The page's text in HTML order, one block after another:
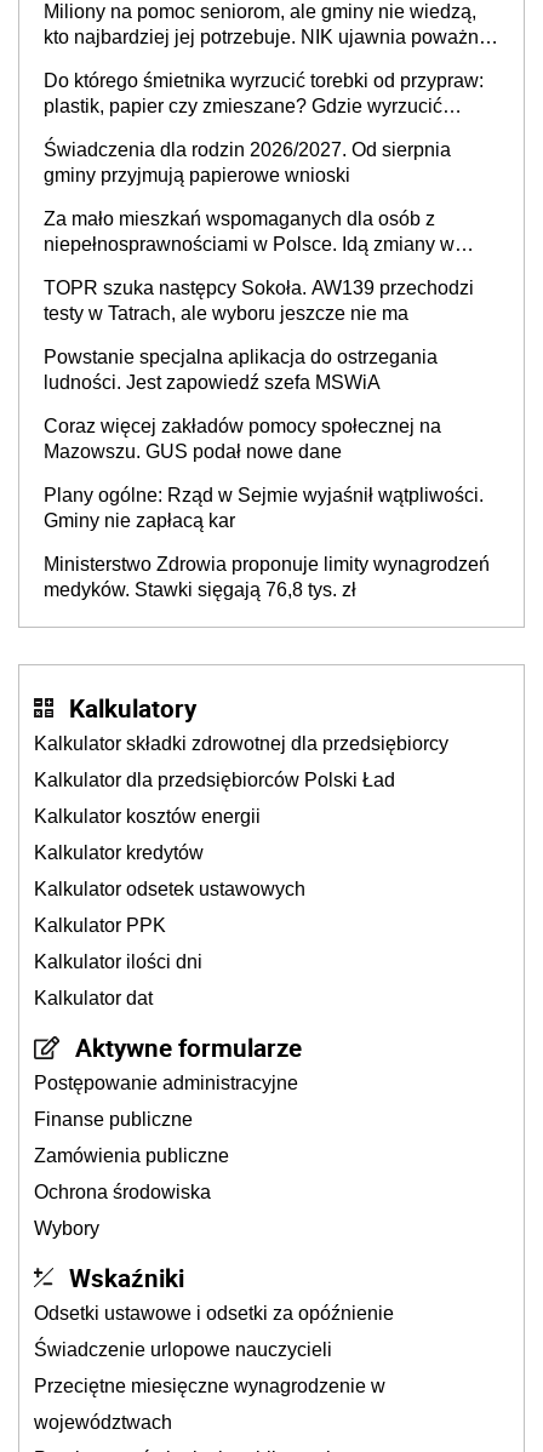
stołecznych
Miliony na pomoc seniorom, ale gminy nie wiedzą,
kto najbardziej jej potrzebuje. NIK ujawnia poważną
Do którego śmietnika wyrzucić torebki od przypraw:
plastik, papier czy zmieszane? Gdzie wyrzucić
Świadczenia dla rodzin 2026/2027. Od sierpnia
gminy przyjmują papierowe wnioski
Za mało mieszkań wspomaganych dla osób z
niepełnosprawnościami w Polsce. Idą zmiany w
TOPR szuka następcy Sokoła. AW139 przechodzi
testy w Tatrach, ale wyboru jeszcze nie ma
Powstanie specjalna aplikacja do ostrzegania
ludności. Jest zapowiedź szefa MSWiA
Coraz więcej zakładów pomocy społecznej na
Mazowszu. GUS podał nowe dane
Plany ogólne: Rząd w Sejmie wyjaśnił wątpliwości.
Gminy nie zapłacą kar
Ministerstwo Zdrowia proponuje limity wynagrodzeń
medyków. Stawki sięgają 76,8 tys. zł
Kalkulatory
Kalkulator składki zdrowotnej dla przedsiębiorcy
Kalkulator dla przedsiębiorców Polski Ład
Kalkulator kosztów energii
Kalkulator kredytów
Kalkulator odsetek ustawowych
Kalkulator PPK
Kalkulator ilości dni
Kalkulator dat
Aktywne formularze
Postępowanie administracyjne
Finanse publiczne
Zamówienia publiczne
Ochrona środowiska
Wybory
Wskaźniki
Odsetki ustawowe i odsetki za opóźnienie
Świadczenie urlopowe nauczycieli
Przeciętne miesięczne wynagrodzenie w
województwach